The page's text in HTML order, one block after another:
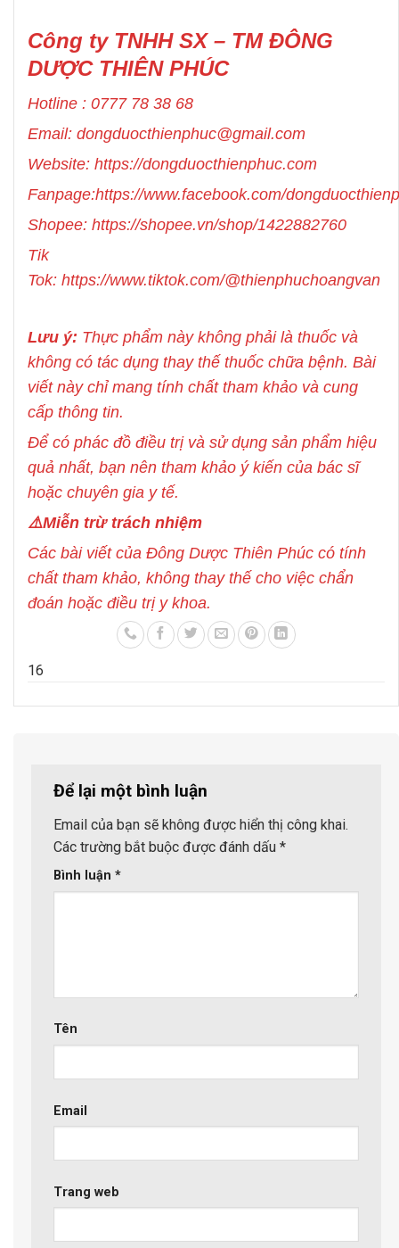
Công ty TNHH SX – TM ĐÔNG
DƯỢC THIÊN PHÚC
Hotline : 0777 78 38 68
Email: dongduocthienphuc@gmail.com
Website: https://dongduocthienphuc.com
Fanpage:https://www.facebook.com/
Shopee: https://shopee.vn/shop/1422882760
Tik
Tok: https://www.tiktok.com/@thienphuchoangvan
Lưu ý: Thực phẩm này không phải là thuốc và
không có tác dụng thay thế thuốc chữa bệnh. Bài
viết này chỉ mang tính chất tham khảo và cung
cấp thông tin.
Để có phác đồ điều trị và sử dụng sản phẩm hiệu
quả nhất, bạn nên tham khảo ý kiến của bác sĩ
hoặc chuyên gia y tế.
⚠️Miễn trừ trách nhiệm
Các bài viết của Đông Dược Thiên Phúc có tính
chất tham khảo, không thay thế cho việc chẩn
đoán hoặc điều trị y khoa.
16
Để lại một bình luận
Email của bạn sẽ không được hiển thị công khai.
Các trường bắt buộc được đánh dấu *
Bình luận *
Tên
Email
Trang web